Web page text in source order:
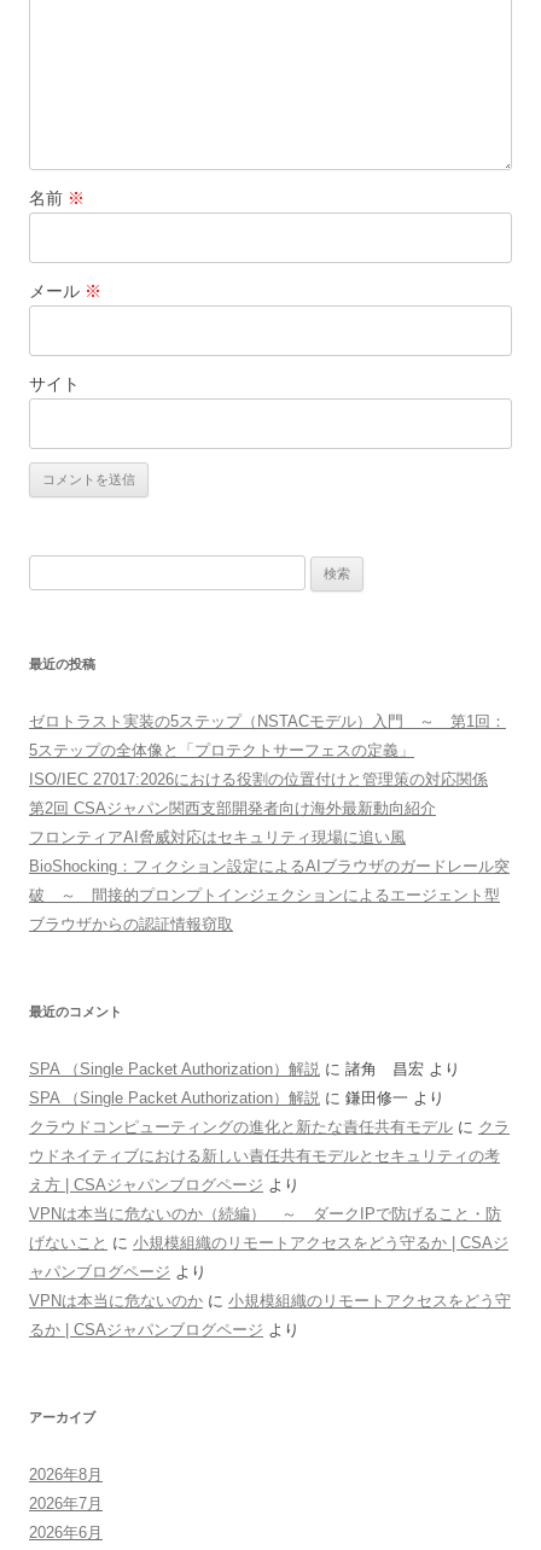
名前 ※
メール ※
サイト
索:
最近の投稿
ゼロトラスト実装の5ステップ（NSTACモデル）入門 ～ 第1回：
5ステップの全体像と「プロテクトサーフェスの定義」
ISO/IEC 27017:2026における役割の位置付けと管理策の対応関係
第2回 CSAジャパン関西支部開発者向け海外最新動向紹介
フロンティアAI脅威対応はセキュリティ現場に追い風
BioShocking：フィクション設定によるAIブラウザのガードレール突
破 ～ 間接的プロンプトインジェクションによるエージェント型
ブラウザからの認証情報窃取
最近のコメント
SPA （Single Packet Authorization）解説 に 諸角 昌宏 より
SPA （Single Packet Authorization）解説 に 鎌田修一 より
クラウドコンピューティングの進化と新たな責任共有モデル に クラ
ウドネイティブにおける新しい責任共有モデルとセキュリティの考
え方 | CSAジャパンブログページ より
VPNは本当に危ないのか（続編） ～ ダークIPで防げること・防
げないこと に 小規模組織のリモートアクセスをどう守るか | CSAジ
ャパンブログページ より
VPNは本当に危ないのか に 小規模組織のリモートアクセスをどう守
るか | CSAジャパンブログページ より
アーカイブ
2026年8月
2026年7月
2026年6月